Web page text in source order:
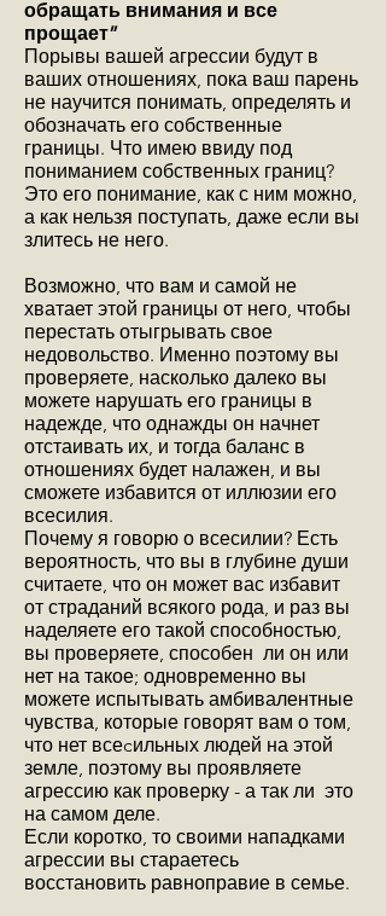
обращать внимания и все
прощает”
Порывы вашей агрессии будут в
ваших отношениях, пока ваш парень
не научится понимать, определять и
обозначать его собственные
границы. Что имею ввиду под
пониманием собственных границ?
Это его понимание, как с ним можно,
а как нельзя поступать, даже если вы
злитесь не него.
Возможно, что вам и самой не
хватает этой границы от него, чтобы
перестать отыгрывать свое
недовольство. Именно поэтому вы
проверяете, насколько далеко вы
можете нарушать его границы в
надежде, что однажды он начнет
отстаивать их, и тогда баланс в
отношениях будет налажен, и вы
сможете избавится от иллюзии его
всесилия.
Почему я говорю о всесилии? Есть
вероятность, что вы в глубине души
считаете, что он может вас избавит
от страданий всякого рода, и раз вы
наделяете его такой способностью,
вы проверяете, способен ли он или
нет на такое; одновременно вы
можете испытывать амбивалентные
чувства, которые говорят вам о том,
что нет всеcильных людей на этой
земле, поэтому вы проявляете
агрессию как проверку - а так ли это
на самом деле.
Если коротко, то своими нападками
агрессии вы стараетесь
восстановить равноправие в семье.